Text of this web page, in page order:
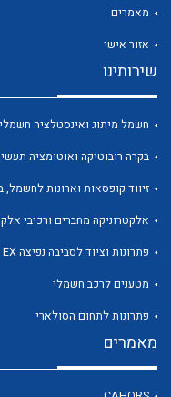
לכל מוצרי היצרן
מאמרים
אזור אישי
שירותינו
חשמל מיתוג ואינסטלציה
בקרה רובוטיקה ואוטומציה
זיווד קופסאות וארונות לחשמל,
אלקטרוניקה מחברים ורכיבי
פתרונות וציוד לסביבה נפיצה EX
מטענים לרכב חשמלי
פתרונות לתחום הסולארי
מאמרים